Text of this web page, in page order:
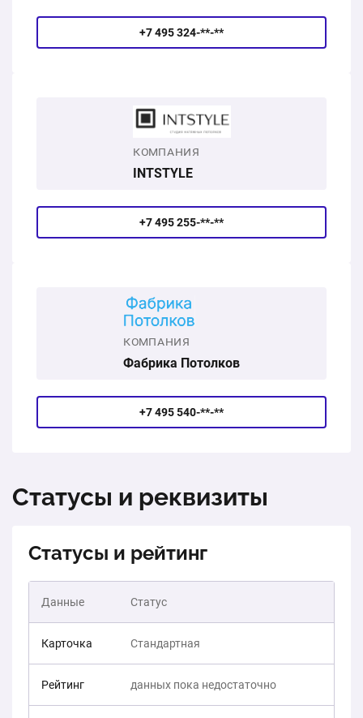
+7 495 324-**-**
КОМПАНИЯ
INTSTYLE
+7 495 255-**-**
КОМПАНИЯ
Фабрика Потолков
+7 495 540-**-**
Статусы и реквизиты
Статусы и рейтинг
Данные Статус
Карточка Стандартная
Рейтинг данных пока недостаточно